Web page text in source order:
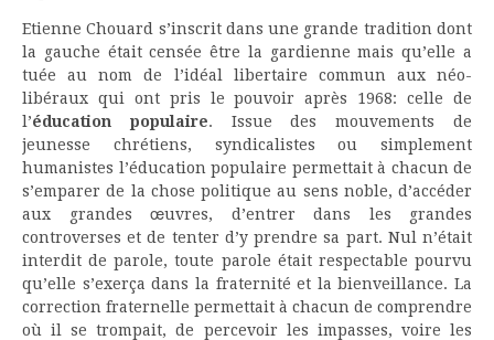
Etienne Chouard s’inscrit dans une grande tradition dont
la gauche était censée être la gardienne mais qu’elle a
tuée au nom de l’idéal libertaire commun aux néo-
libéraux qui ont pris le pouvoir après 1968: celle de
l’éducation populaire. Issue des mouvements de
jeunesse chrétiens, syndicalistes ou simplement
humanistes l’éducation populaire permettait à chacun de
s’emparer de la chose politique au sens noble, d’accéder
aux grandes œuvres, d’entrer dans les grandes
controverses et de tenter d’y prendre sa part. Nul n’était
interdit de parole, toute parole était respectable pourvu
qu’elle s’exerça dans la fraternité et la bienveillance. La
correction fraternelle permettait à chacun de comprendre
où il se trompait, de percevoir les impasses, voire les